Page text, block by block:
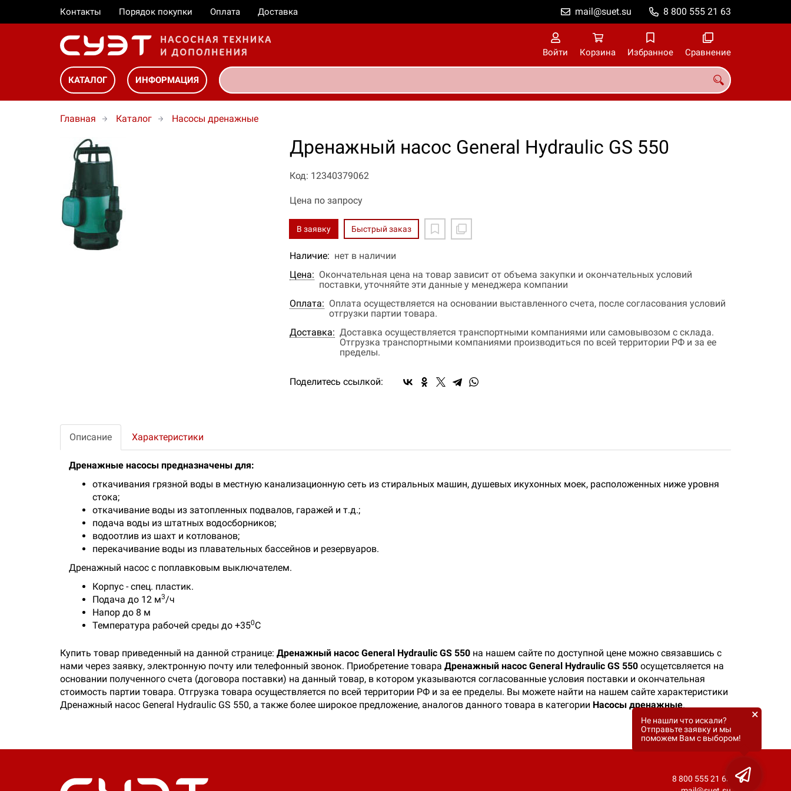
Контакты Порядок покупки Оплата Доставка 8 800 555 21 63
mail@suet.su
Войти Корзина Избранное Сравнение
КАТАЛОГ ИНФОРМАЦИЯ
Главная Каталог Насосы дренажные
Дренажный насос General Hydraulic GS 550
Код: 12340379062
Цена по запросу
В заявку Быстрый заказ
Наличие: нет в наличии
Цена: Окончательная цена на товар зависит от объема закупки и окончательных условий
поставки, уточняйте эти данные у менеджера компании
Оплата: Оплата осуществляется на основании выставленного счета, после согласования условий
отгрузки партии товара.
Доставка: Доставка осуществляется транспортными компаниями или самовывозом с склада.
Отгрузка транспортными компаниями производиться по всей территории РФ и за ее
пределы.
Поделитесь ссылкой:
Описание Характеристики
Дренажные насосы предназначены для:
откачивания грязной воды в местную канализационную сеть из стиральных машин, душевых икухонных моек, расположенных ниже уровня
стока;
откачивание воды из затопленных подвалов, гаражей и т.д.;
подача воды из штатных водосборников;
водоотлив из шахт и котлованов;
перекачивание воды из плавательных бассейнов и резервуаров.
Дренажный насос с поплавковым выключателем.
Корпус - спец. пластик.
Подача до 12 м3/ч
Напор до 8 м
Температура рабочей среды до +350С
Купить товар приведенный на данной странице: Дренажный насос General Hydraulic GS 550 на нашем сайте по доступной цене можно связавшись с
нами через заявку, электронную почту или телефонный звонок. Приобретение товара Дренажный насос General Hydraulic GS 550 осущетсвляется на
основании полученного счета (договора поставки) на данный товар, в котором указываются согласованные условия поставки и окончательная
стоимость партии товара. Отгрузка товара осуществляется по всей территории РФ и за ее пределы. Вы можете найти на нашем сайте характеристики
Дренажный насос General Hydraulic GS 550, а также более широкое предложение, аналогов данного товара в категории Насосы дренажные.
8 800 555 21 63
Не нашли что искали?
Отправьте заявку и мы
поможем Вам с выбором!
×